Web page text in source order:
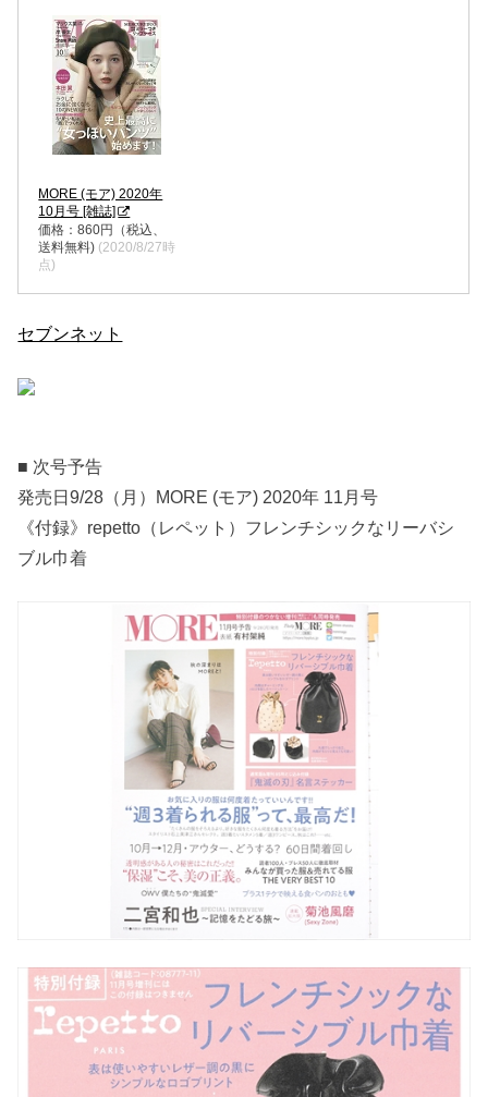
MORE (モア) 2020年
10月号 [雑誌]
価格：860円（税込、
送料無料) (2020/8/27時
点)
セブンネット
■ 次号予告
発売日9/28（月）MORE (モア) 2020年 11月号
《付録》repetto（レペット）フレンチシックなリーバシ
ブル巾着